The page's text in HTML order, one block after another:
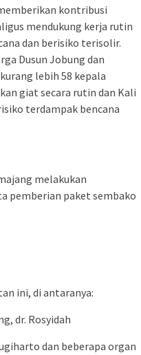
kontribusi
mendukung kerja rutin
dan berisiko terisolir.
Dusun Jobung dan
lebih 58 kepala
giat secara rutin dan Kali
terdampak bencana
melakukan
pemberian paket sembako
ini, di antaranya:
dr. Rosyidah
dan beberapa organ